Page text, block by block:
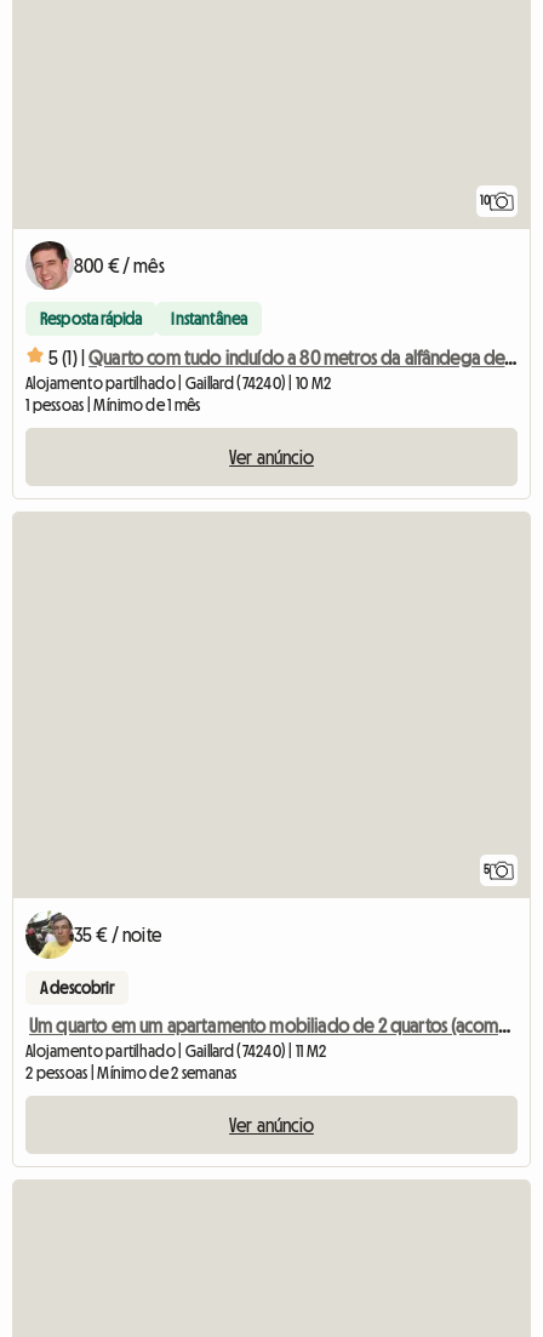
10
800 € / mês
Resposta rápida Instantânea
5 (1) | Quarto com tudo incluído a 80 metros da alfândega de Moillesulaz
Alojamento partilhado | Gaillard (74240) | 10 M2
1 pessoas | Mínimo de 1 mês
Ver anúncio
5
35 € / noite
A descobrir
Um quarto em um apartamento mobiliado de 2 quartos (acomodação compartilhada)
Alojamento partilhado | Gaillard (74240) | 11 M2
2 pessoas | Mínimo de 2 semanas
Ver anúncio